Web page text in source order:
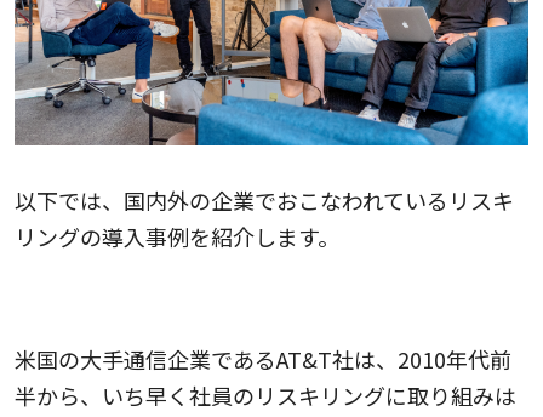
以下では、国内外の企業でおこなわれているリスキ
リングの導入事例を紹介します。
米国の大手通信企業であるAT&T社は、2010年代前
半から、いち早く社員のリスキリングに取り組みは